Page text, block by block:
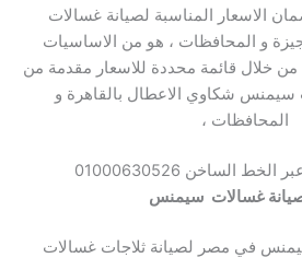
الاسعار المناسبة لصيانة غسالات
و المحافظات ، هو من الاساسيات
من خلال قائمة محددة للاسعار مقدمة من
سيمنس شكاوي الاعطال بالقاهرة و
المحافظات ،
الساخن 01000630526
صيانة غسالات سيمنس
في مصر لصيانة ثلاجات غسالات